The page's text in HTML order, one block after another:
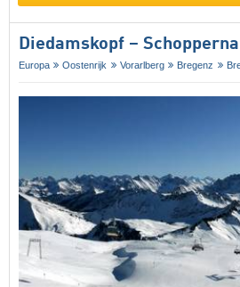
Diedamskopf –
Europa Oostenrijk Vorarlberg Bregenz